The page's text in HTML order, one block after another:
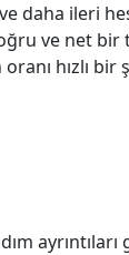
daha ileri
ve net
hızlı bir
ayrıntıları